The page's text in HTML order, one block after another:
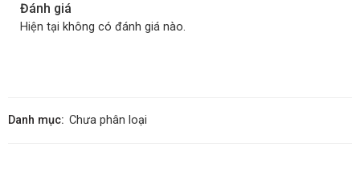
Đánh giá
Hiện tại không có đánh giá nào.
Danh mục: Chưa phân loại